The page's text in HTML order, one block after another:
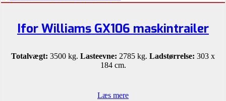
Ifor Williams GX106 maskintrailer
Totalvægt: 3500 kg. Lasteevne: 2785 kg. Ladstørrelse: 303 x
184 cm.
Læs mere